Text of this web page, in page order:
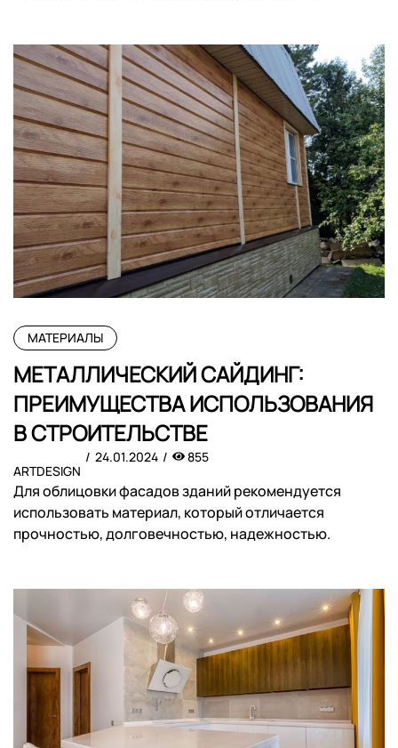
МАТЕРИАЛЫ
МЕТАЛЛИЧЕСКИЙ САЙДИНГ:
ПРЕИМУЩЕСТВА ИСПОЛЬЗОВАНИЯ
В СТРОИТЕЛЬСТВЕ
ARTDESIGN
24.01.2024 855
Для облицовки фасадов зданий рекомендуется
использовать материал, который отличается
прочностью, долговечностью, надежностью.